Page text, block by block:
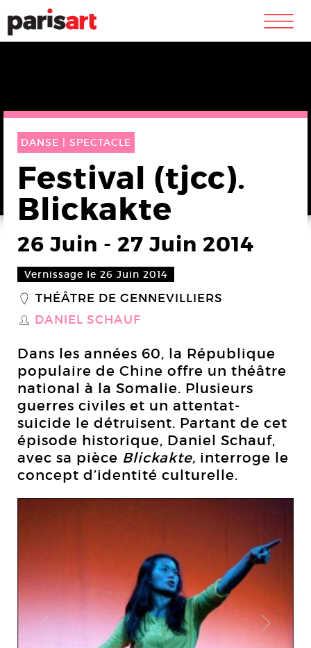
m
DANSE | SPECTACLE
Festival (tjcc).
Blickakte
26 Juin - 27 Juin 2014
Vernissage le 26 Juin 2014
_ THÉÂTRE DE GENNEVILLIERS
S DANIEL SCHAUF
Dans les années 60, la République
populaire de Chine offre un théâtre
national à la Somalie. Plusieurs
guerres civiles et un attentat-
suicide le détruisent. Partant de cet
épisode historique, Daniel Schauf,
avec sa pièce Blickakte, interroge le
concept d’identité culturelle.